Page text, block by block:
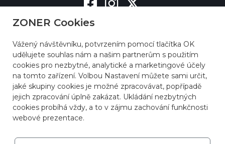
ZONER Cookies
Vážený návštěvníku, potvrzením pomocí tlačítka OK
udělujete souhlas nám a našim partnerům s použitím
cookies pro nezbytné, analytické a marketingové účely
na tomto zařízení. Volbou Nastavení můžete sami určit,
jaké skupiny cookies je možné zpracovávat, popřípadě
jejich zpracování úplně zakázat. Ukládání nezbytných
cookies probíhá vždy, a to v zájmu zachování funkčnosti
webové prezentace.